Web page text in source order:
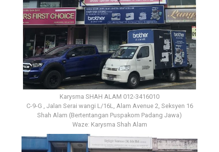
Karysma SHAH ALAM 012-3416010
C-9-G , Jalan Serai wangi L/16L, Alam Avenue 2, Seksyen 16
Shah Alam (Bertentangan Puspakom Padang Jawa)
Waze: Karysma Shah Alam